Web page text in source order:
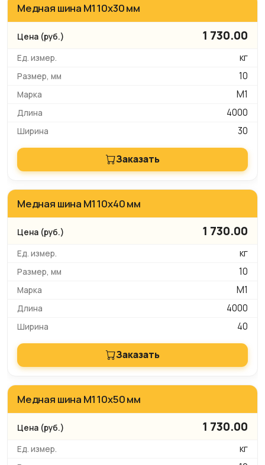
Медная шина М1 10х30 мм
1 730.00
кг
10
М1
4000
30
Заказать
Медная шина М1 10х40 мм
1 730.00
кг
10
М1
4000
40
Заказать
Медная шина М1 10х50 мм
1 730.00
кг